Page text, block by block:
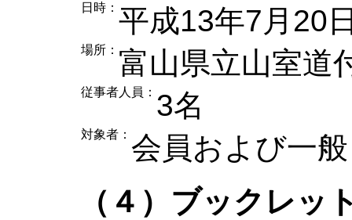
日時： 平成13年7月20
場所： 富山県立山室道
従事者人員： 3名
対象者： 会員および一
（４）ブックレッ